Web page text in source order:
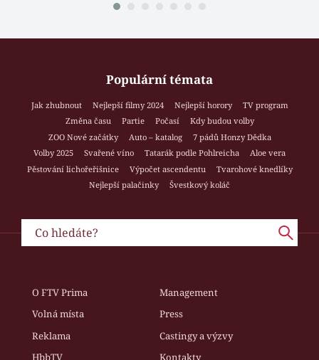
Populární témata
Jak zhubnout Nejlepší filmy 2024 Nejlepší horory
TV program
Změna času
Partie Počasí
Kdy budou volby
ZOO Nové začátky
Auto – katalog
7 pádů Honzy Dědka
Volby 2025
Svařené víno Tatarák podle Pohlreicha
Aloe vera
Pěstování lichořeřišnice
Výpočet ascendentu
Tvarohové knedlíky
Nejlepší palačinky
Švestkový koláč
O FTV Prima
Management
Volná místa
Press
Reklama
Castingy a výzvy
HbbTV
Kontakty